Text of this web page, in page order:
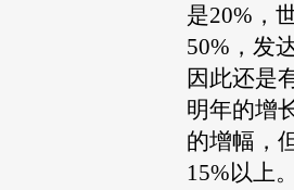
是20%，
50%，发
因此还是
明年的增
的增幅，
15%以上